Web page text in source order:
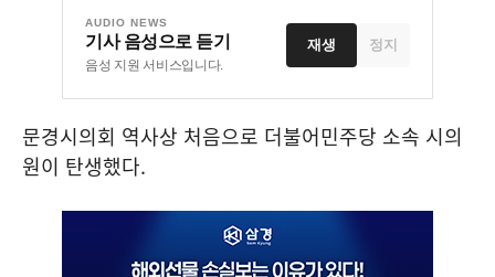
AUDIO NEWS
기사 음성으로 듣기
음성 지원 서비스입니다.
재생 정지
문경시의회 역사상 처음으로 더불어민주당 소속 시의
원이 탄생했다.